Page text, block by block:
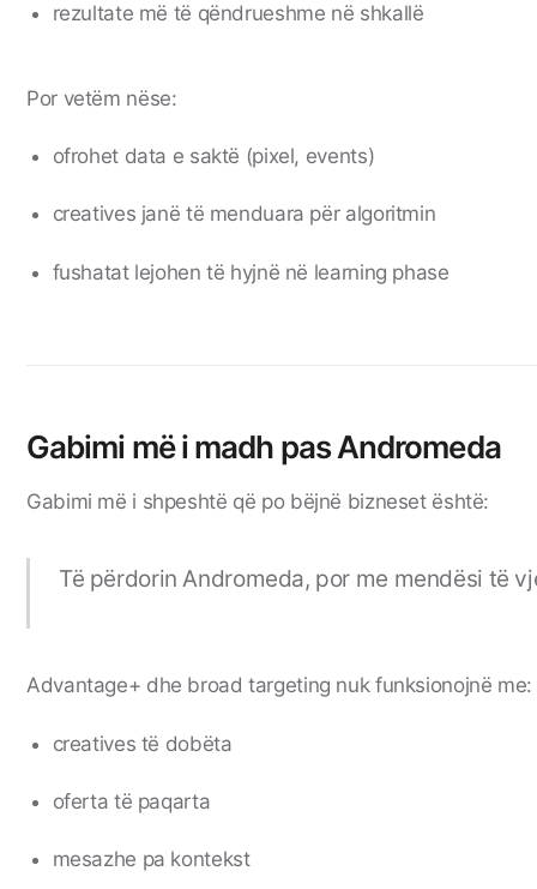
rezultate më të qëndrueshme në shkallë
Por vetëm nëse:
ofrohet data e saktë (pixel, events)
creatives janë të menduara për algoritmin
fushatat lejohen të hyjnë në learning phase
Gabimi më i madh pas Andromeda
Gabimi më i shpeshtë që po bëjnë bizneset është:
Të përdorin Andromeda, por me mendësi të
Advantage+ dhe broad targeting nuk funksionojnë me:
creatives të dobëta
oferta të paqarta
mesazhe pa kontekst